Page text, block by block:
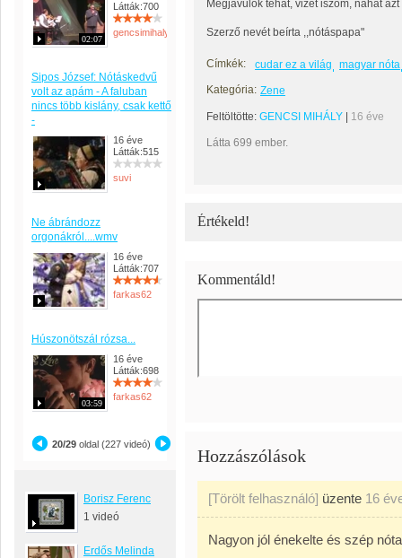
02:07
Látták:700
gencsimihaly
Sipos József: Nótáskedvű
volt az apám - A faluban
nincs több kislány, csak kettő
-
16 éve
Látták:515
suvi
Ne ábrándozz
orgonákról....wmv
16 éve
Látták:707
farkas62
Húszonötszál rózsa...
03:59
16 éve
Látták:698
farkas62
20/29 oldal (227 videó)
Borisz Ferenc
1 videó
Erdős Melinda
Megjavulok tehát, vizet iszom, nahát
Szerző nevét beírta ,,nótáspapa"
Címkék: cudar ez a világ
magyar nóta
Kategória: Zene
Feltöltötte: GENCSI MIHÁLY 16 éve
Látta 699 ember.
Értékeld!
Kommentáld!
Hozzászólások
[Törölt felhasználó] üzente 16
Nagyon jól énekelte és szép